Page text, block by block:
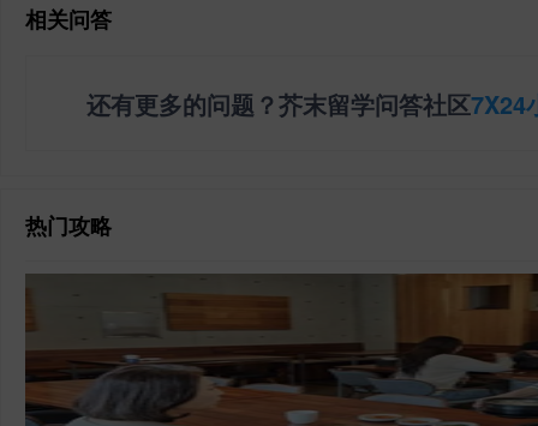
相关问答
还有更多的问题？芥末留学问答社区7X24
热门攻略